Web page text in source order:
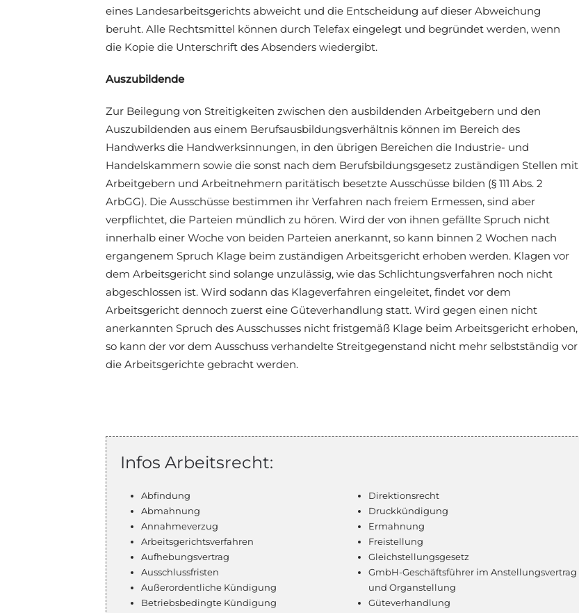
eines Landesarbeitsgerichts abweicht und die Entscheidung auf dieser Abweichung
beruht. Alle Rechtsmittel können durch Telefax eingelegt und begründet werden, wenn
die Kopie die Unterschrift des Absenders wiedergibt.
Auszubildende
Zur Beilegung von Streitigkeiten zwischen den ausbildenden Arbeitgebern und den
Auszubildenden aus einem Berufsausbildungsverhältnis können im Bereich des
Handwerks die Handwerksinnungen, in den übrigen Bereichen die Industrie- und
Handelskammern sowie die sonst nach dem Berufsbildungsgesetz zuständigen Stellen mit
Arbeitgebern und Arbeit­nehmern paritätisch besetzte Ausschüsse bilden (§ 111 Abs. 2
ArbGG). Die Ausschüsse bestimmen ihr Verfahren nach freiem Ermessen, sind aber
verpflichtet, die Parteien mündlich zu hören. Wird der von ihnen gefällte Spruch nicht
innerhalb einer Woche von beiden Parteien anerkannt, so kann binnen 2 Wochen nach
ergangenem Spruch Klage beim zuständigen Arbeitsgericht erhoben werden. Klagen vor
dem Arbeitsgericht sind solange unzulässig, wie das Schlichtungsverfahren noch nicht
abgeschlossen ist. Wird sodann das Klageverfahren eingeleitet, findet vor dem
Arbeitsgericht dennoch zuerst eine Güteverhandlung statt. Wird gegen einen nicht
anerkannten Spruch des Ausschusses nicht fristgemäß Klage beim Arbeitsgericht erhoben,
so kann der vor dem Ausschuss verhandelte Streitgegenstand nicht mehr selbstständig vor
die Arbeitsgerichte gebracht werden.
Infos Arbeitsrecht:
Abfindung
Abmahnung
Annahmeverzug
Arbeitsgerichtsverfahren
Aufhebungsvertrag
Ausschlussfristen
Außerordentliche Kündigung
Betriebsbedingte Kündigung
Direktionsrecht
Druckkündigung
Ermahnung
Freistellung
Gleichstellungsgesetz
GmbH-Geschäftsführer im Anstellungsvertrag
und Organstellung
Güteverhandlung